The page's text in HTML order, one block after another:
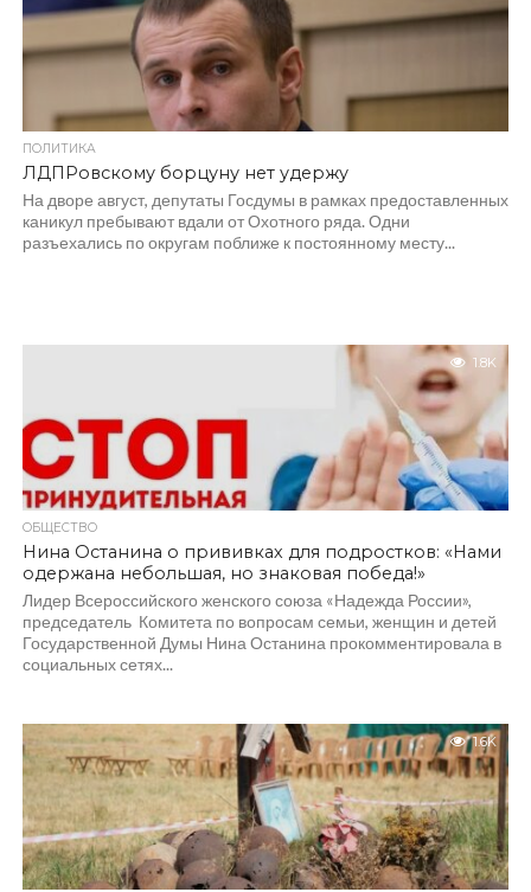
ПОЛИТИКА
ЛДПРовскому борцуну нет удержу
На дворе август, депутаты Госдумы в рамках предоставленных
каникул пребывают вдали от Охотного ряда. Одни
разъехались по округам поближе к постоянному месту...
1.8K
ОБЩЕСТВО
Нина Останина о прививках для подростков: «Нами
одержана небольшая, но знаковая победа!»
Лидер Всероссийского женского союза «Надежда России»,
председатель Комитета по вопросам семьи, женщин и детей
Государственной Думы Нина Останина прокомментировала в
социальных сетях...
1.6K